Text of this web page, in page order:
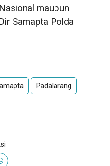
maupun
Samapta Polda
Padalarang